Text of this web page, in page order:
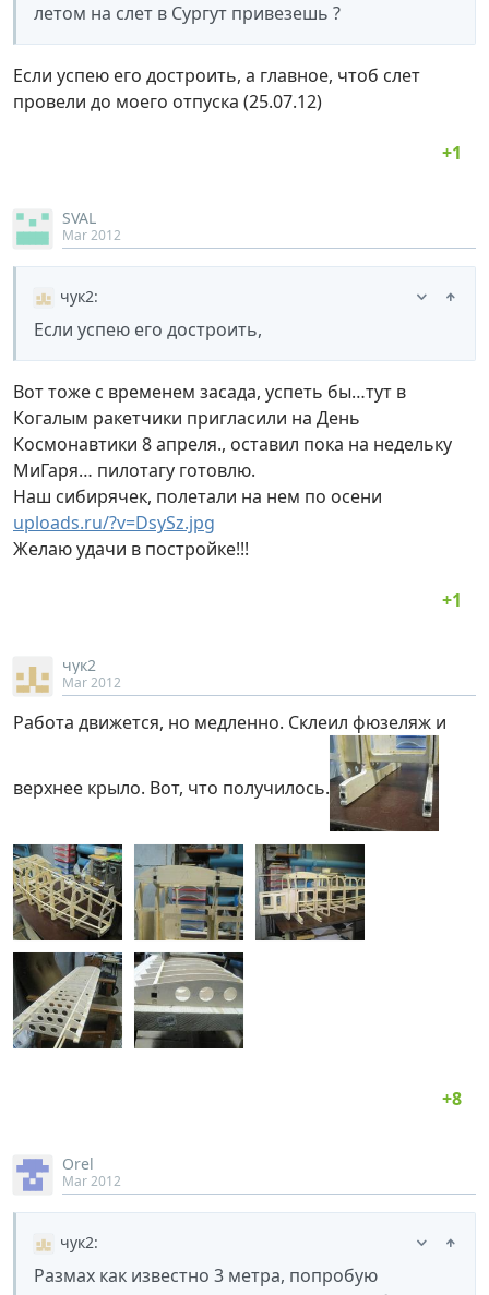
летом на слет в Сургут привезешь ?
Если успею его достроить, а главное, чтоб слет
провели до моего отпуска (25.07.12)
SVAL
Mar 2012
чук2:
Если успею его достроить,
Вот тоже с временем засада, успеть бы…тут в
Когалым ракетчики пригласили на День
Космонавтики 8 апреля., оставил пока на недельку
МиГаря… пилотагу готовлю.
Наш сибирячек, полетали на нем по осени
uploads.ru/?v=DsySz.jpg
Желаю удачи в постройке!!!
чук2
Mar 2012
Работа движется, но медленно. Склеил фюзеляж и
верхнее крыло. Вот, что получилось.
Orel
Mar 2012
чук2:
Размах как известно 3 метра, попробую